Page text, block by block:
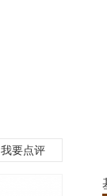
我要点评